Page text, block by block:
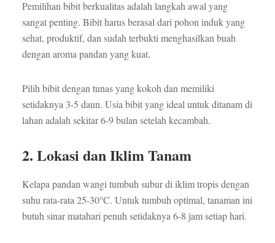
Pemilihan bibit berkualitas adalah langkah awal yang
sangat penting. Bibit harus berasal dari pohon induk yang
sehat, produktif, dan sudah terbukti menghasilkan buah
dengan aroma pandan yang kuat.
Pilih bibit dengan tunas yang kokoh dan memiliki
setidaknya 3-5 daun. Usia bibit yang ideal untuk ditanam di
lahan adalah sekitar 6-9 bulan setelah kecambah.
2. Lokasi dan Iklim Tanam
Kelapa pandan wangi tumbuh subur di iklim tropis dengan
suhu rata-rata 25-30°C. Untuk tumbuh optimal, tanaman ini
butuh sinar matahari penuh setidaknya 6-8 jam setiap hari.